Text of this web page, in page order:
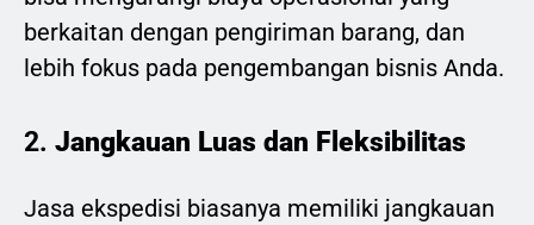
berkaitan dengan pengiriman barang, dan
lebih fokus pada pengembangan bisnis Anda.
2. Jangkauan Luas dan Fleksibilitas
Jasa ekspedisi biasanya memiliki jangkauan